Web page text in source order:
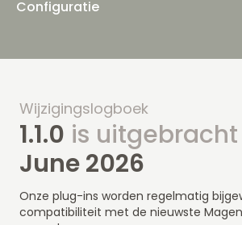
Configuratie
Wijzigingslogboek
1.1.0 is
June 2026
Onze plug-ins worden regelmatig
compatibiliteit met de nieuwste